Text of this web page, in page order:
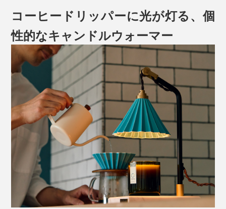
コーヒードリッパーに光が灯る、個
性的なキャンドルウォーマー